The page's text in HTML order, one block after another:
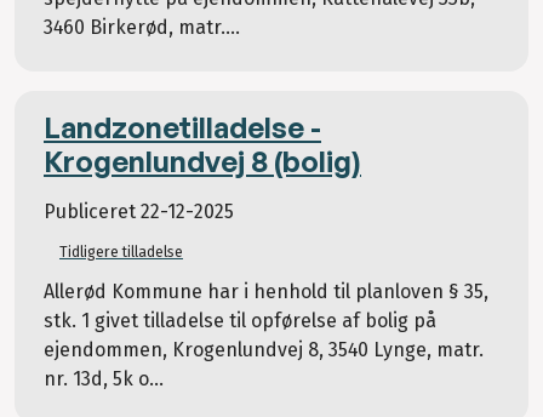
3460 Birkerød, matr....
Landzonetilladelse -
Krogenlundvej 8 (bolig)
Publiceret 22-12-2025
Tidligere tilladelse
Allerød Kommune har i henhold til planloven § 35,
stk. 1 givet tilladelse til opførelse af bolig på
ejendommen, Krogenlundvej 8, 3540 Lynge, matr.
nr. 13d, 5k o...